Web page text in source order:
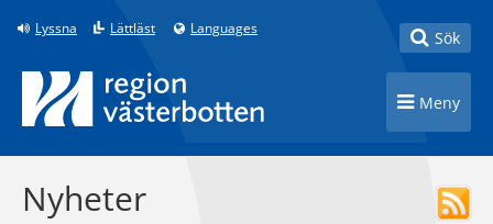
Till innehåll på sidan
Lyssna Lättläst Languages Toggle
Sök
Toggle
Meny
Nyheter